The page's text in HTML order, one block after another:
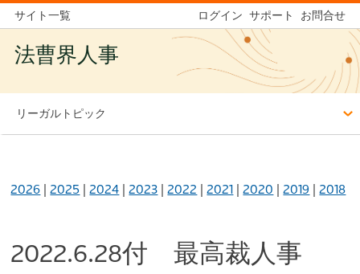
サイト一覧 ログイン サポート お問合せ
法曹界人事
リーガルトピック
2026 |2025 |2024 |2023 |2022 |2021 |2020 |2019 |2018
2022.6.28付 最高裁人事